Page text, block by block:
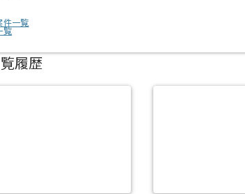
件一覧
覧
履歴